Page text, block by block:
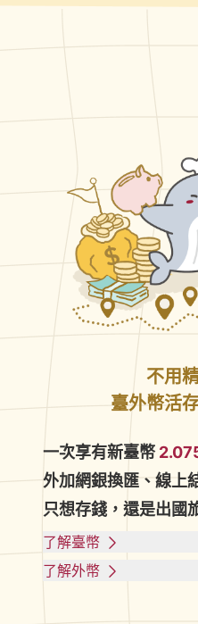
不用
臺外幣活
一次享有新臺幣
外加網銀換匯、線上
只想存錢，還是出國
了解臺幣
了解外幣